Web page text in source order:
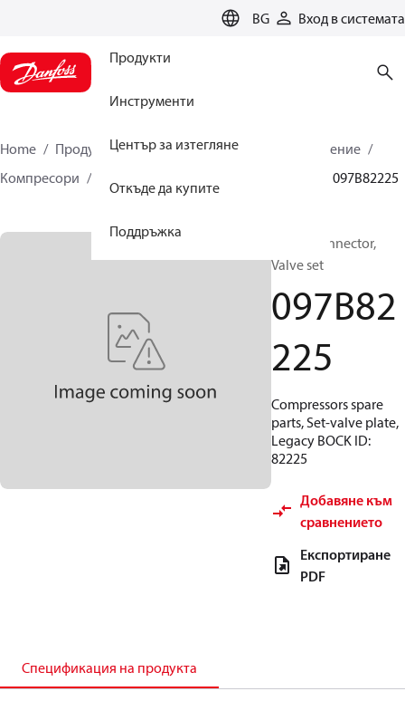
BG Вход в системата
Продукти
Инструменти
Център за изтегляне
Откъде да купите
Поддръжка
Home Продукти
Климатични решения за отопление
Компресори
097B82225
BOCK, Connector,
Valve set
097B82
225
Compressors spare
parts, Set-valve plate,
Legacy BOCK ID:
82225
Добавяне към
сравнението
Експортиране
PDF
Спецификация на продукта